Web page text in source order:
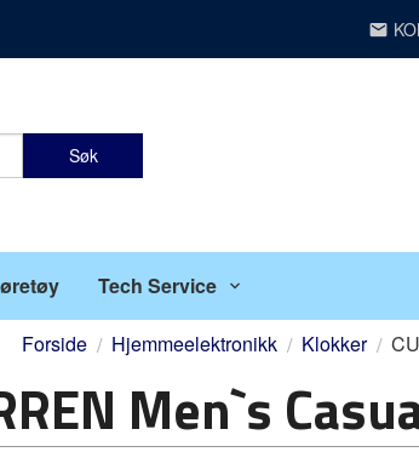
Søk
Tech Service
Forside Hjemmeelektronikk Klokker
Men`s